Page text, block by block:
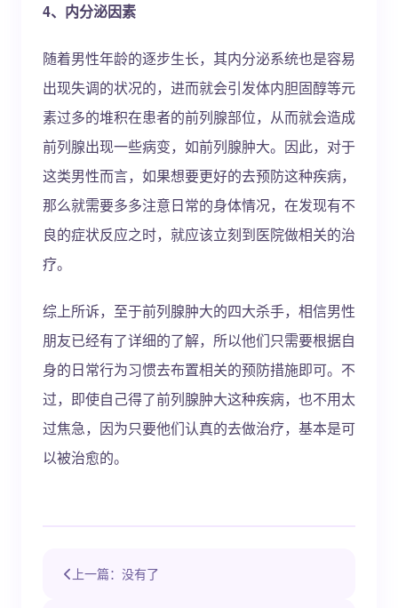
4、内分泌因素
随着男性年龄的逐步生长，其内分泌系统也是容易
出现失调的状况的，进而就会引发体内胆固醇等元
素过多的堆积在患者的前列腺部位，从而就会造成
前列腺出现一些病变，如前列腺肿大。因此，对于
这类男性而言，如果想要更好的去预防这种疾病，
那么就需要多多注意日常的身体情况，在发现有不
良的症状反应之时，就应该立刻到医院做相关的治
疗。
综上所诉，至于前列腺肿大的四大杀手，相信男性
朋友已经有了详细的了解，所以他们只需要根据自
身的日常行为习惯去布置相关的预防措施即可。不
过，即使自己得了前列腺肿大这种疾病，也不用太
过焦急，因为只要他们认真的去做治疗，基本是可
以被治愈的。
上一篇：没有了